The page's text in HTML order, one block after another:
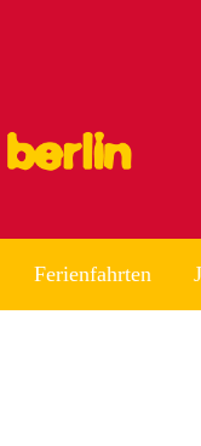
Ferienfahrten